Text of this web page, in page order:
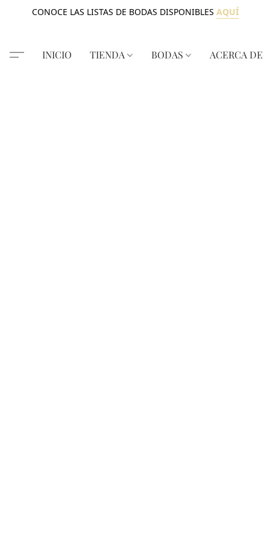
CONOCE LAS LISTAS DE BODAS DISPONIBLES AQUÍ
INICIO TIENDA BODAS ACERCA DE